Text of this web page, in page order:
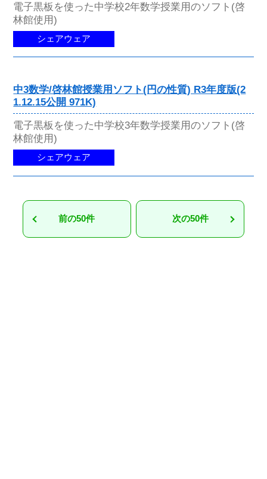
電子黒板を使った中学校2年数学授業用のソフト(啓
林館使用)
シェアウェア
中3数学/啓林館授業用ソフト(円の性質) R3年度版(2
1.12.15公開 971K)
電子黒板を使った中学校3年数学授業用のソフト(啓
林館使用)
シェアウェア
前の50件 次の50件